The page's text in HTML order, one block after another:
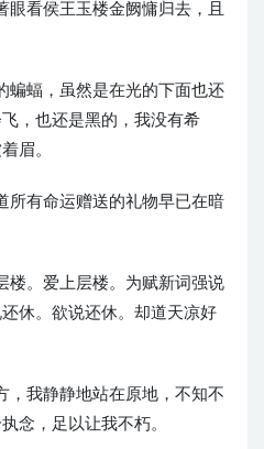
看侯王玉楼金阙慵归去，且
蝙蝠，虽然是在光的下面也还
，也还是黑的，我没有希
眉。
所有命运赠送的礼物早已在暗
楼。爱上层楼。为赋新词强说
休。欲说还休。却道天凉好
，我静静地站在原地，不知不
念，足以让我不朽。